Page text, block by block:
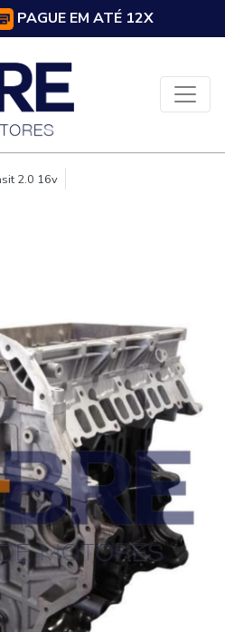
PAGUE EM ATÉ 12X
2.0 16v